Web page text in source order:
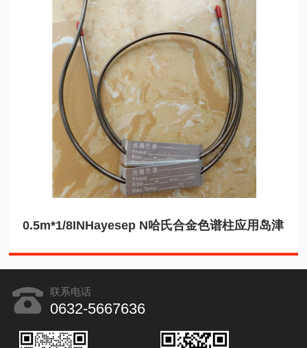
0.5m*1/8INHayesep N哈氏合金色谱柱应用岛津
联系电话
0632-5667636